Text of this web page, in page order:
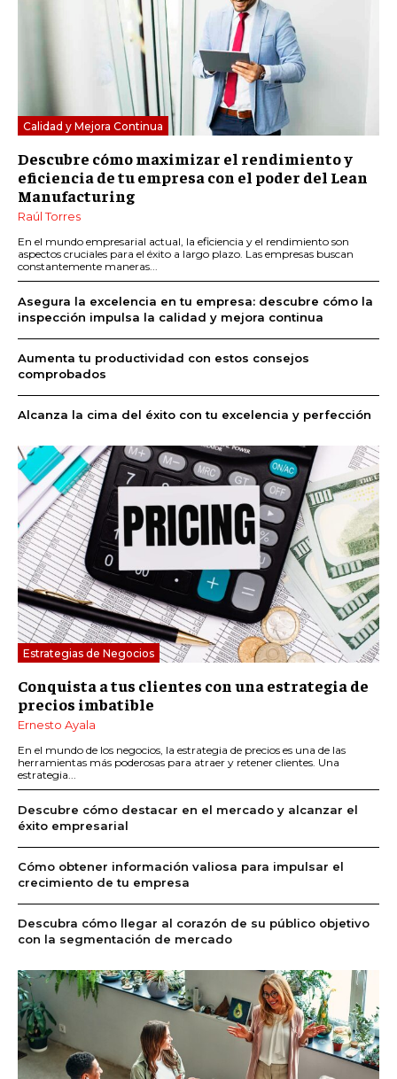
Calidad y Mejora Continua
Descubre cómo maximizar el rendimiento y
eficiencia de tu empresa con el poder del Lean
Manufacturing
Raúl Torres
En el mundo empresarial actual, la eficiencia y el rendimiento son
aspectos cruciales para el éxito a largo plazo. Las empresas buscan
constantemente maneras...
Asegura la excelencia en tu empresa: descubre cómo la
inspección impulsa la calidad y mejora continua
Aumenta tu productividad con estos consejos
comprobados
Alcanza la cima del éxito con tu excelencia y perfección
Estrategias de Negocios
Conquista a tus clientes con una estrategia de
precios imbatible
Ernesto Ayala
En el mundo de los negocios, la estrategia de precios es una de las
herramientas más poderosas para atraer y retener clientes. Una
estrategia...
Descubre cómo destacar en el mercado y alcanzar el
éxito empresarial
Cómo obtener información valiosa para impulsar el
crecimiento de tu empresa
Descubra cómo llegar al corazón de su público objetivo
con la segmentación de mercado